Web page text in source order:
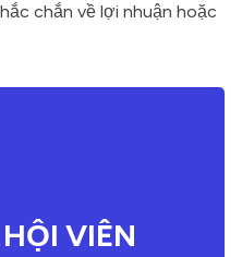
chắn về lợi nhuận hoặc
VIÊN